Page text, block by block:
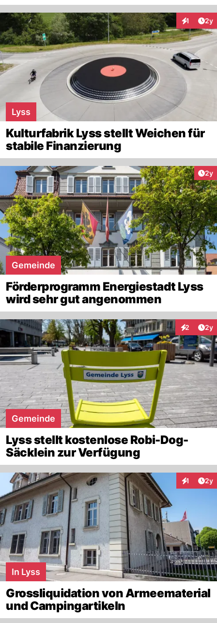
1 2y
Lyss
Kulturfabrik Lyss stellt Weichen für
stabile Finanzierung
2y
Gemeinde
Förderprogramm Energiestadt Lyss
wird sehr gut angenommen
2 2y
Gemeinde
Lyss stellt kostenlose Robi-Dog-
Säcklein zur Verfügung
1 2y
In Lyss
Grossliquidation von Armeematerial
und Campingartikeln